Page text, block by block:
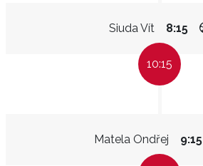
Siuda Vít 8:15
10:15
Matela Ondřej 9:15